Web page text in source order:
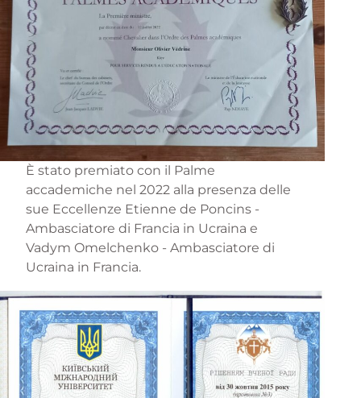
È stato premiato con il Palme
accademiche nel 2022 alla presenza delle
sue Eccellenze Etienne de Poncins -
Ambasciatore di Francia in Ucraina e
Vadym Omelchenko - Ambasciatore di
Ucraina in Francia.